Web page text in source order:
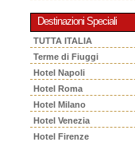
Destinazioni Speciali
TUTTA ITALIA
Terme di Fiuggi
Hotel Napoli
Hotel Roma
Hotel Milano
Hotel Venezia
Hotel Firenze